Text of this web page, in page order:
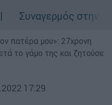
Συναγερμός στην
πατέρα μου»: 27χρονη
το γάμο της και ζητούσε
17:29